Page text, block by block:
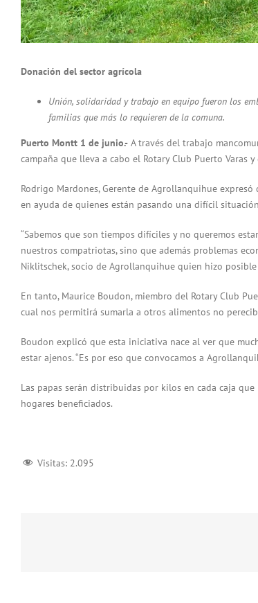
Donación del sector agrícola
Unión, solidaridad y trabajo en equipo fueron los
familias que más lo requieren de la comuna.
Puerto Montt 1 de junio.- A través del trabajo
campaña que lleva a cabo el Rotary Club Puerto Varas
Rodrigo Mardones, Gerente de Agrollanquihue
en ayuda de quienes están pasando una difícil
“Sabemos que son tiempos difíciles y no queremos
nuestros compatriotas, sino que además problemas
Niklitschek, socio de Agrollanquihue quien hizo
En tanto, Maurice Boudon, miembro del Rotary Club
cual nos permitirá sumarla a otros alimentos no
Boudon explicó que esta iniciativa nace al ver que
estar ajenos. “Es por eso que convocamos a
Las papas serán distribuidas por kilos en cada caja
hogares beneficiados.
Visitas: 2.095